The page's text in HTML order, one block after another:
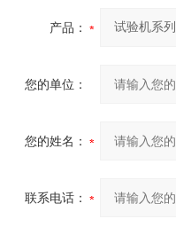
产品：
您的单位：
您的姓名：
联系电话：